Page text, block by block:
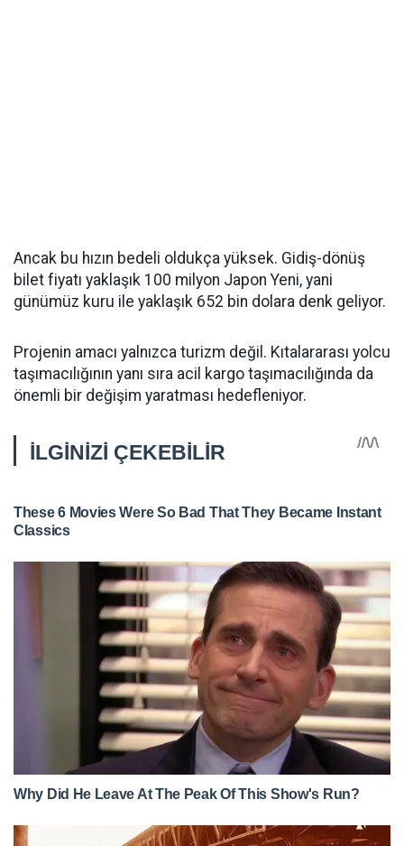
Ancak bu hızın bedeli oldukça yüksek. Gidiş-dönüş
bilet fiyatı yaklaşık 100 milyon Japon Yeni, yani
günümüz kuru ile yaklaşık 652 bin dolara denk geliyor.
Projenin amacı yalnızca turizm değil. Kıtalararası yolcu
taşımacılığının yanı sıra acil kargo taşımacılığında da
önemli bir değişim yaratması hedefleniyor.